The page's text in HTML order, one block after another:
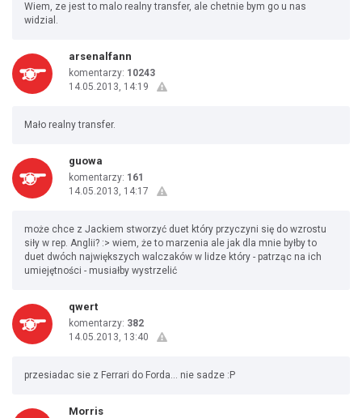
Wiem, ze jest to malo realny transfer, ale chetnie bym go u nas
widzial.
arsenalfann
komentarzy: 10243
14.05.2013, 14:19
Mało realny transfer.
guowa
komentarzy: 161
14.05.2013, 14:17
może chce z Jackiem stworzyć duet który przyczyni się do wzrostu
siły w rep. Anglii? :> wiem, że to marzenia ale jak dla mnie byłby to
duet dwóch największych walczaków w lidze który - patrząc na ich
umiejętności - musiałby wystrzelić
qwert
komentarzy: 382
14.05.2013, 13:40
przesiadac sie z Ferrari do Forda... nie sadze :P
Morris